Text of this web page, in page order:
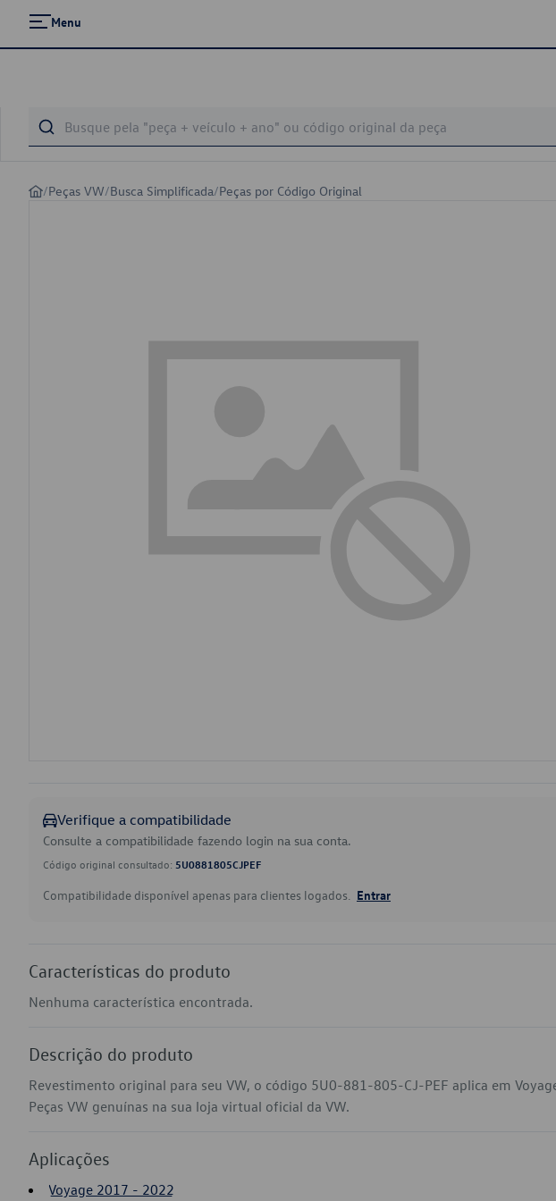
Menu
/Peças VW/Busca Simplificada/Peças por Código Original
Verifique a compatibilidade
Consulte a compatibilidade fazendo login na sua conta.
Código original consultado: 5U0881805CJPEF
Compatibilidade disponível apenas para clientes logados. Entrar
Características do produto
Nenhuma característica encontrada.
Descrição do produto
Revestimento original para seu VW, o código 5U0-881-805-CJ-PEF aplica em
Peças VW genuínas na sua loja virtual oficial da VW.
Aplicações
Voyage 2017 - 2022